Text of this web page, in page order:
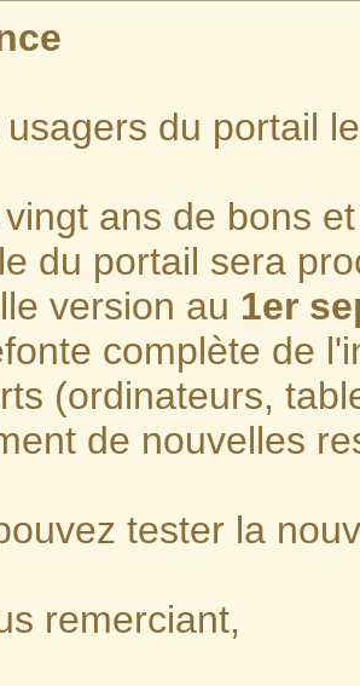
du portail
ans de bons
du portail sera
version au 1er
complète de
(ordinateurs,
de nouvelles
tester la
remerciant,